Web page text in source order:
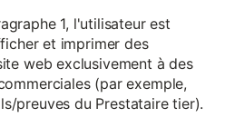
1, l'utilisateur est
et imprimer des
web exclusivement à des
(par exemple,
preuves du Prestataire tier).